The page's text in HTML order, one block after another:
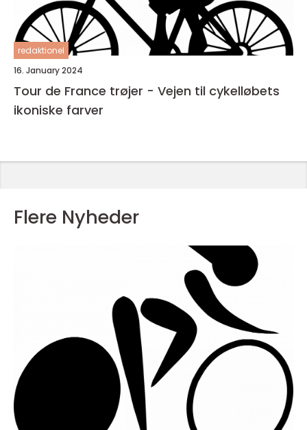
redaktionel
16. January 2024
Tour de France trøjer - Vejen til cykelløbets
ikoniske farver
Flere Nyheder